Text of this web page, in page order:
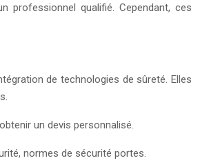
professionnel qualifié. Cependant, ces
de technologies de sûreté. Elles
un devis personnalisé.
normes de sécurité portes.